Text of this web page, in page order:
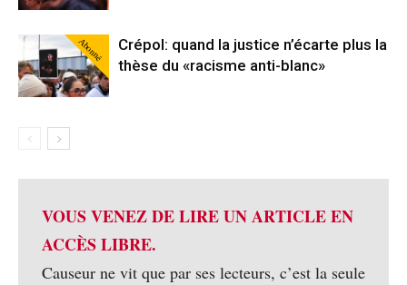
Abonné
Crépol: quand la justice n’écarte plus la
thèse du «racisme anti-blanc»
VOUS VENEZ DE LIRE UN ARTICLE EN
ACCÈS LIBRE.
Causeur ne vit que par ses lecteurs, c’est la seule